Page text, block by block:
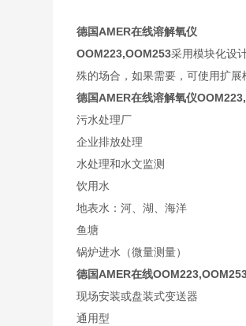
德国AMER在线溶解氧仪
OOM223,OOM253采用模块化设
殊的场合，如果需要，可使用扩展
德国AMER在线溶解氧仪
污水处理厂
企业排放处理
水处理和水文监测
饮用水
地表水：河、湖、海洋
鱼塘
锅炉进水（微量测量）
德国AMER在线
现场安装或盘装式变送器
通用型